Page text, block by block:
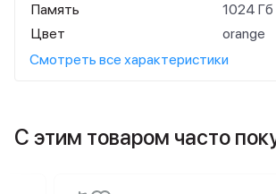
Память
1024 Гб
Цвет
orange
Смотреть все характеристики
С этим товаром часто